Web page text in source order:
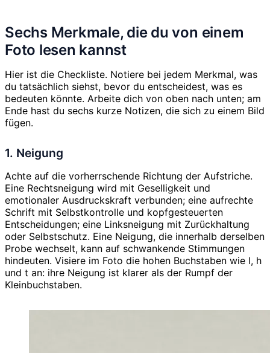
Sechs Merkmale, die du von einem
Foto lesen kannst
Hier ist die Checkliste. Notiere bei jedem Merkmal, was
du tatsächlich siehst, bevor du entscheidest, was es
bedeuten könnte. Arbeite dich von oben nach unten; am
Ende hast du sechs kurze Notizen, die sich zu einem Bild
fügen.
1. Neigung
Achte auf die vorherrschende Richtung der Aufstriche.
Eine Rechtsneigung wird mit Geselligkeit und
emotionaler Ausdruckskraft verbunden; eine aufrechte
Schrift mit Selbstkontrolle und kopfgesteuerten
Entscheidungen; eine Linksneigung mit Zurückhaltung
oder Selbstschutz. Eine Neigung, die innerhalb derselben
Probe wechselt, kann auf schwankende Stimmungen
hindeuten. Visiere im Foto die hohen Buchstaben wie l, h
und t an: ihre Neigung ist klarer als der Rumpf der
Kleinbuchstaben.